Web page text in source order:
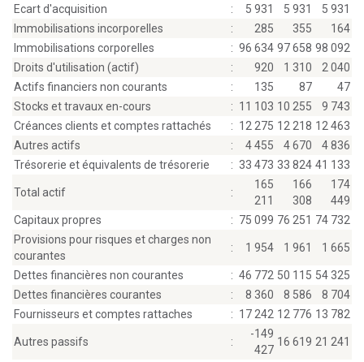
Ecart d'acquisition
: 5 931 5 931
5 931
Immobilisations incorporelles
: 285 355
164
Immobilisations corporelles
: 96 634 97 658 98 092
Droits d'utilisation (actif)
: 920 1 310
2 040
Actifs financiers non courants
: 135 87
47
Stocks et travaux en-cours
: 11 103 10 255
9 743
Créances clients et comptes rattachés
: 12 275 12 218 12 463
Autres actifs
: 4 455 4 670
4 836
Trésorerie et équivalents de trésorerie
: 33 473 33 824 41 133
Total actif :
165
211
166
308
174
449
Capitaux propres
: 75 099 76 251 74 732
Provisions pour risques et charges non
courantes
: 1 954 1 961 1 665
Dettes financières non courantes : 46 772 50 115 54 325
Dettes financières courantes
: 8 360 8 586
8 704
Fournisseurs et comptes rattaches
: 17 242 12 776 13 782
Autres passifs :
-149
427
16 619 21 241